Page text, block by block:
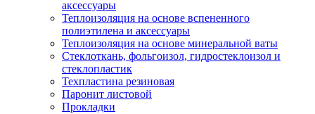
аксессуары
Теплоизоляция на основе вспененного
полиэтилена и аксессуары
Теплоизоляция на основе минеральной ваты
Стеклоткань, фольгоизол, гидростеклоизол и
стеклопластик
Техпластина резиновая
Паронит листовой
Прокладки